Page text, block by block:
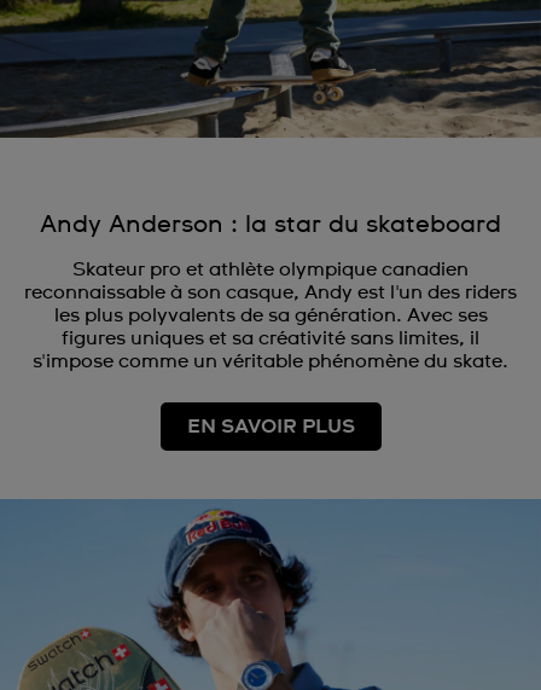
Andy Anderson : la star du skateboard
Skateur pro et athlète olympique canadien
reconnaissable à son casque, Andy est l'un des riders
les plus polyvalents de sa génération. Avec ses
figures uniques et sa créativité sans limites, il
s'impose comme un véritable phénomène du skate.
EN SAVOIR PLUS